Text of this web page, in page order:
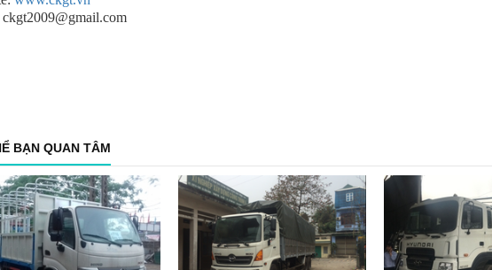
BẠN QUAN TÂM